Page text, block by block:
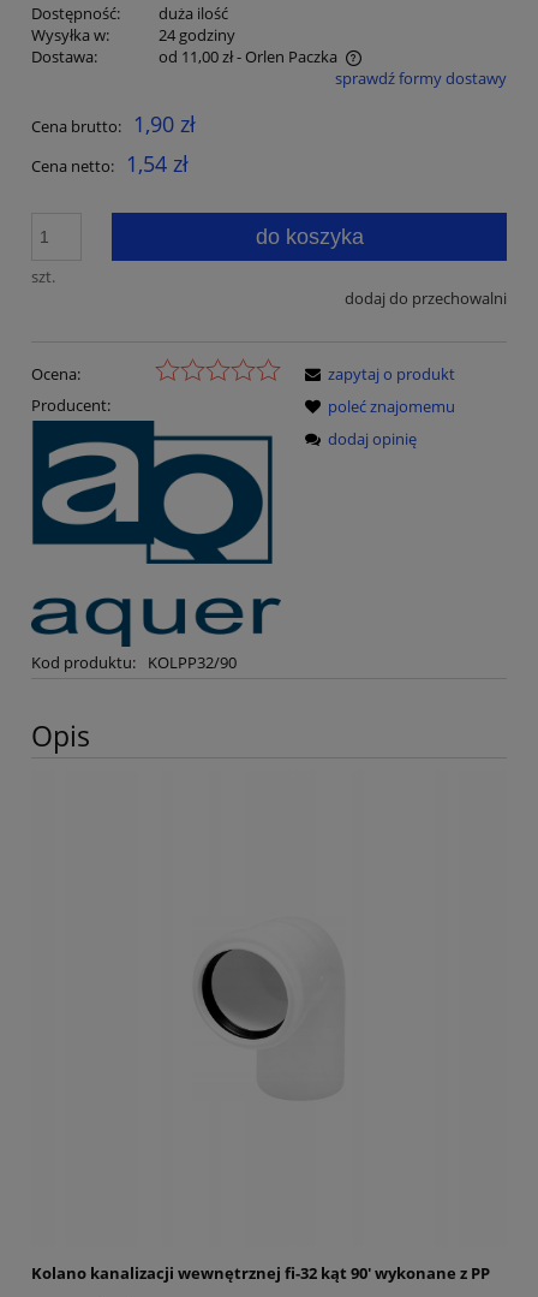
Dostępność:
duża ilość
Wysyłka w:
24 godziny
Dostawa:
od 11,00 zł- Orlen Paczka
Cena nie zawiera ewentualnych kosztów płatnościsprawdź formy dostawy
Cena brutto: 1,90 zł
Cena netto: 1,54 zł
szt.
do koszyka
dodaj do przechowalni
Ocena:
Producent:
Kod produktu: KOLPP32/90
zapytaj o produkt
poleć znajomemu
dodaj opinię
Opis
Kolano kanalizacji wewnętrznej fi-32 kąt 90' wykonane z PP